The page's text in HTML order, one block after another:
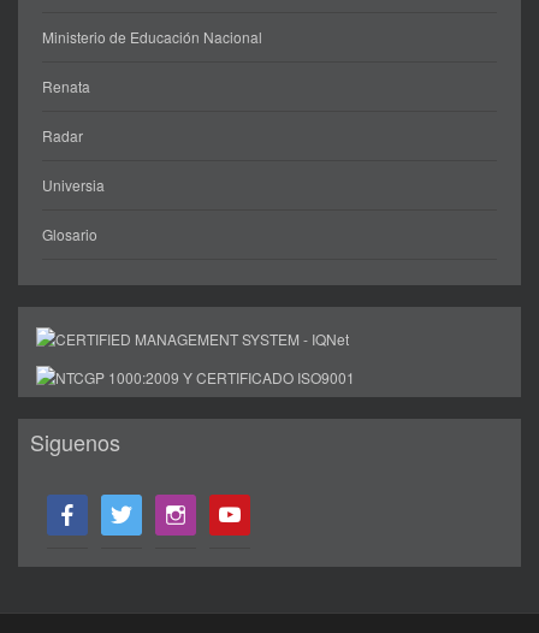
Ministerio de Educación Nacional
Renata
Radar
Universia
Glosario
Siguenos
facebook twitter instagram youtube